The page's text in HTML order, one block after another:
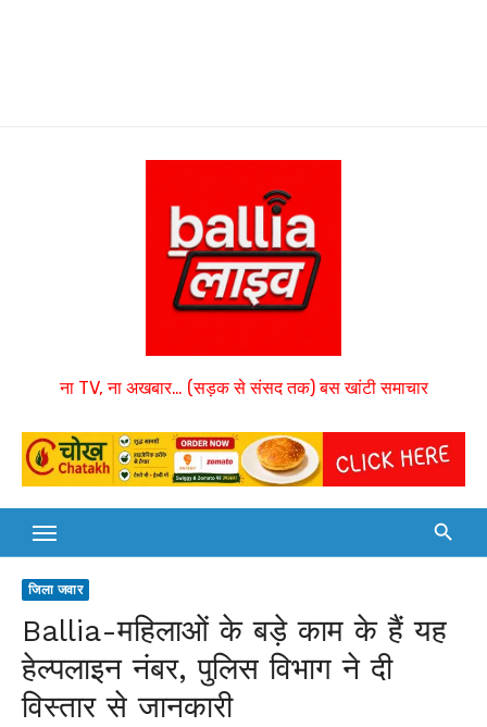
ना TV, ना अखबार… (सड़क से संसद तक) बस खांटी समाचार
जिला जवार
Ballia-महिलाओं के बड़े काम के हैं यह
हेल्पलाइन नंबर, पुलिस विभाग ने दी
विस्तार से जानकारी